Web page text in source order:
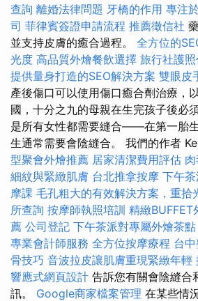
查詢 離婚法律問題 牙橋的作用 專注
司 菲律賓簽證申請流程 推薦徵信社
並支持皮膚的癒合過程。 全方位的
光度 高品質外燴餐飲選擇 旅行社護
提供量身打造的SEO解決方案 雙眼皮
產後傷口可以使用傷口癒合劑治療，
國，十分之九的母親在生完孩子後必
是所有女性都需要縫合——在第一胎
生通常需要會陰縫合。 我們的作者
型聚會外燴推薦 居家清潔費用評估
細紋與緊緻肌膚 台北推拿按摩 下午
摩課 毛孔粗大的有效解決方案，重拾
所查詢 按摩師執照培訓 精緻BUFFET
薦 公司登記 下午茶派對專屬外燴茶點
專業會計師服務 全方位按摩療程 台
骨技巧 音波拉皮讓肌膚重現緊緻年輕
響應式網頁設計 告訴您有關會陰縫合
訊。 Google商家檔案管理 在某些情